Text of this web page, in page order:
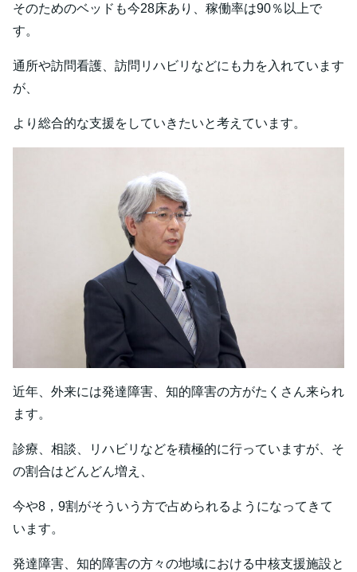
そのためのベッドも今28床あり、稼働率は90％以上で
す。
通所や訪問看護、訪問リハビリなどにも力を入れています
が、
より総合的な支援をしていきたいと考えています。
近年、外来には発達障害、知的障害の方がたくさん来られ
ます。
診療、相談、リハビリなどを積極的に行っていますが、そ
の割合はどんどん増え、
今や8，9割がそういう方で占められるようになってきて
います。
発達障害、知的障害の方々の地域における中核支援施設と